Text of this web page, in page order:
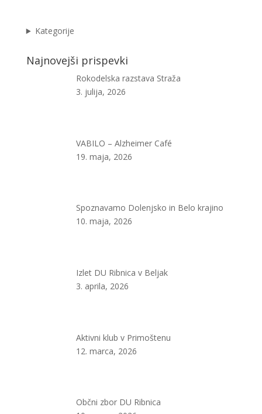
Kategorije
Najnovejši prispevki
Rokodelska razstava Straža
3. julija, 2026
VABILO – Alzheimer Café
19. maja, 2026
Spoznavamo Dolenjsko in Belo krajino
10. maja, 2026
Izlet DU Ribnica v Beljak
3. aprila, 2026
Aktivni klub v Primoštenu
12. marca, 2026
Občni zbor DU Ribnica